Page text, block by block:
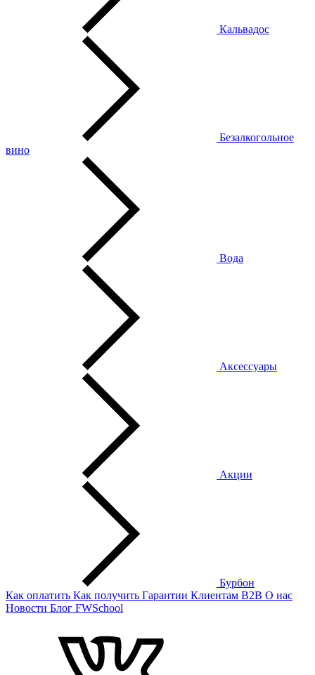
Кальвадос
Безалкогольное
вино
Вода
Аксессуары
Акции
Бурбон
Как оплатить Как получить Гарантии Клиентам B2B О нас
Новости Блог FWSchool